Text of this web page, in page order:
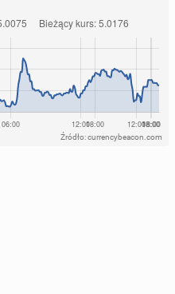
Źródło: currencybeacon.com